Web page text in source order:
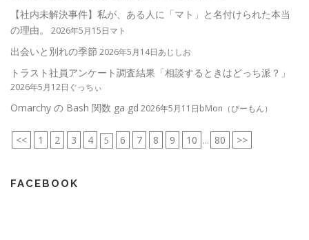
【社内未解決事件】私が、ある人に「マト」と名付けられた本当
の理由。
2026年5月15日マト
出会いと別れの季節 2026年5月14日あじしお
トラスト社員アンケート調査結果「相談するときはどっち派？」
2026年5月12日ぐっちぃ
Omarchy の Bash 関数 ga gd 2026年5月11日bMon（びーもん）
<< 1 2 3 4 5 6 7 8 9 10 ... 80 >>
FACEBOOK